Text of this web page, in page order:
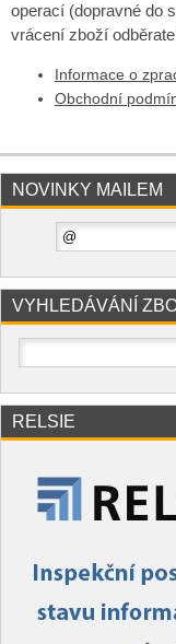
operací (dopravné do
vrácení zboží
Informace o
Obchodní
NOVINKY MAILEM
VYHLEDÁVÁNÍ
RELSIE